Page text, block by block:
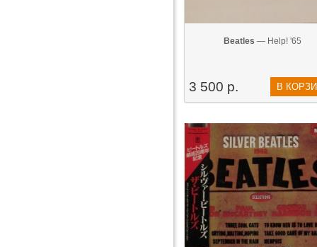
Beatles — Help! '65
3 500 р. В